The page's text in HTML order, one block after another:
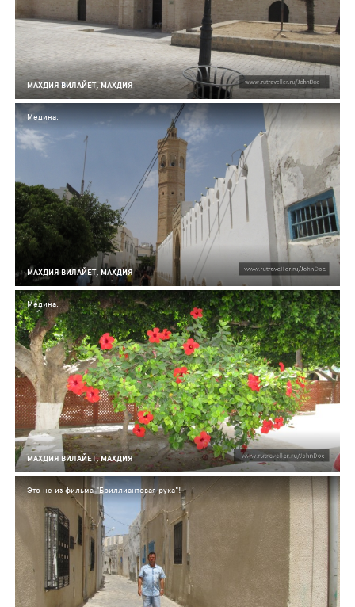
МАХДИЯ ВИЛАЙЕТ, МАХДИЯ
Медина.
МАХДИЯ ВИЛАЙЕТ, МАХДИЯ
Медина.
МАХДИЯ ВИЛАЙЕТ, МАХДИЯ
Это не из фильма "Бриллиантовая рука"!